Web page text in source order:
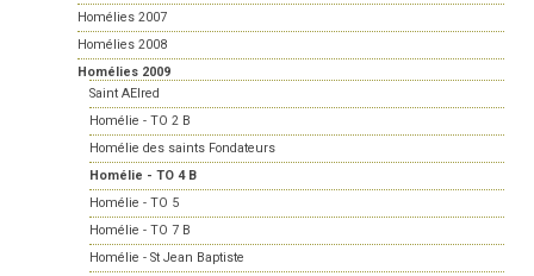
Homélies 2007
Homélies 2008
Homélies 2009
Saint AElred
Homélie - TO 2 B
Homélie des saints Fondateurs
Homélie - TO 4 B
Homélie - TO 5
Homélie - TO 7 B
Homélie - St Jean Baptiste